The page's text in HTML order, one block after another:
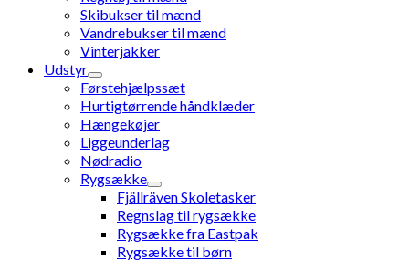
Skibukser til mænd
Vandrebukser til mænd
Vinterjakker
Udstyr
Førstehjælpssæt
Hurtigtørrende håndklæder
Hængekøjer
Liggeunderlag
Nødradio
Rygsække
Fjällräven Skoletasker
Regnslag til rygsække
Rygsække fra Eastpak
Rygsække til børn